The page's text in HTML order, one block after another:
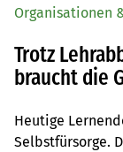
Organisationen
Trotz
braucht die
Heutige
Selbstfürsorge.